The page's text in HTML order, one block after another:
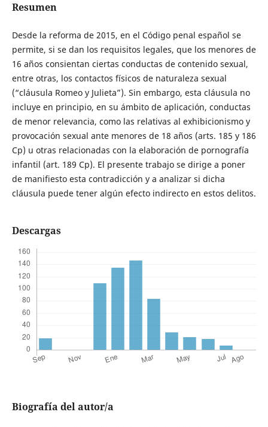
Resumen
Desde la reforma de 2015, en el Código penal español se
permite, si se dan los requisitos legales, que los menores de
16 años consientan ciertas conductas de contenido sexual,
entre otras, los contactos físicos de naturaleza sexual
(“cláusula Romeo y Julieta”). Sin embargo, esta cláusula no
incluye en principio, en su ámbito de aplicación, conductas
de menor relevancia, como las relativas al exhibicionismo y
provocación sexual ante menores de 18 años (arts. 185 y 186
Cp) u otras relacionadas con la elaboración de pornografía
infantil (art. 189 Cp). El presente trabajo se dirige a poner
de manifiesto esta contradicción y a analizar si dicha
cláusula puede tener algún efecto indirecto en estos delitos.
Descargas
Biografía del autor/a